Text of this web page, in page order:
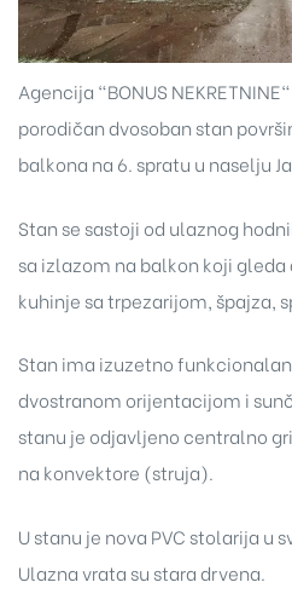
Agencija "BONUS
porodičan dvosoban stan
balkona na 6. spratu u naselju
Stan se sastoji od ulaznog
sa izlazom na balkon koji
kuhinje sa trpezarijom, špajza,
Stan ima izuzetno
dvostranom orijentacijom i
stanu je odjavljeno centralno
na konvektore (struja).
U stanu je nova PVC stolarija u
Ulazna vrata su stara drvena.